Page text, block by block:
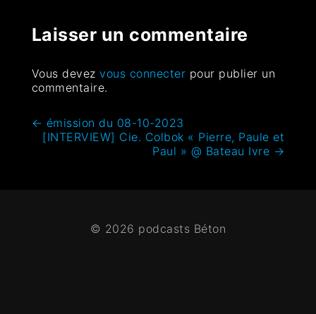
Laisser un commentaire
Vous devezvous connecter pour publier un
commentaire.
← émission du 08-10-2023
[INTERVIEW] Cie. Colbok « Pierre, Paule et
Paul » @ Bateau Ivre →
© 2026 podcasts Béton